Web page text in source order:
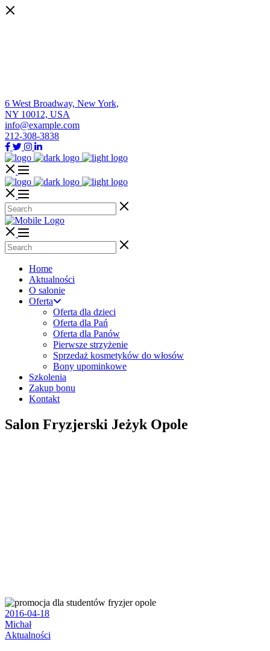
6 West Broadway, New York,
NY 10012, USA
info@example.com
212-308-3838
Home
Aktualności
O salonie
Oferta
Oferta dla dzieci
Oferta dla Pań
Oferta dla Panów
Pierwsze strzyżenie
Sprzedaż kosmetyków do włosów
Bony upominkowe
Szkolenia
Zakup bonu
Kontakt
Salon Fryzjerski Jeżyk Opole
2016-04-18
Michał
Aktualności